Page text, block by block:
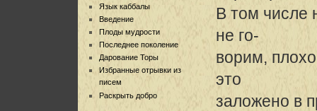
Язык каббалы
Введение
Плоды мудрости
Последнее поколение
Дарование Торы
Избранные отрывки из
писем
Раскрыть добро
В том числе
не го-
ворим,
это
заложено в